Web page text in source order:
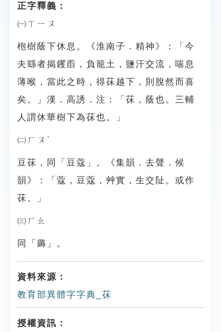
正字釋義：
㈠ㄒㄧㄡ
枹樹蔭下休息。《淮南子．精神》：「今
夫繇者揭钁臿，負籠土，鹽汗交流，喘息
薄喉，當此之時，得茠越下，則脫然而喜
矣。」漢．高誘．注：「茠，蔭也。三輔
人謂休華樹下為茠也。」
㈡ㄏㄡˋ
豆茠，同「豆蔻」。《集韻．去聲．候
韻》：「蔻，豆蔻，艸實，生交阯。或作
茠。」
㈢ㄏㄠ
同「薅」。
資料來源：
教育部異體字字典_茠
授權資訊：